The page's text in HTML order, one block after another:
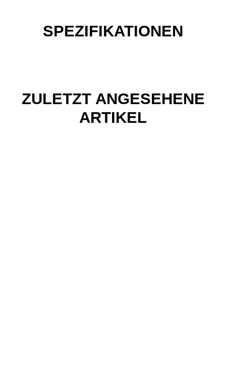
SPEZIFIKATIONEN
ZULETZT ANGESEHENE
ARTIKEL